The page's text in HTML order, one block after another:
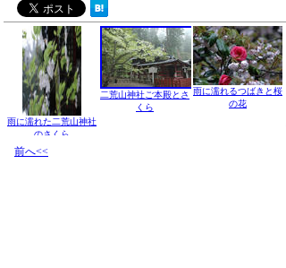
雨に濡れた二荒山神社
のさくら
二荒山神社ご本殿とさ
くら
雨に濡れるつばきと桜
の花
前へ<<